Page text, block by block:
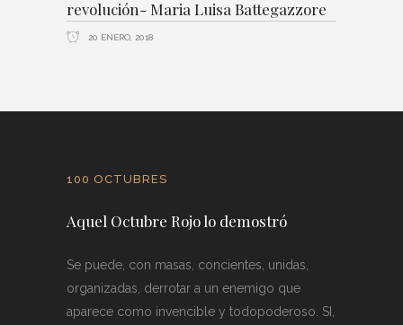
revolución- Maria Luisa Battegazzore
20 ENERO, 2018
100 OCTUBRES
Aquel Octubre Rojo lo demostró
Se puede, con masas, concientes, unidas,
organizadas, derrotar a un enemigo que
aparece como invencible y todopoderoso. SI,